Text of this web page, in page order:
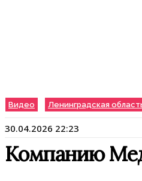
Видео Ленинградская
30.04.2026 22:23
Компанию